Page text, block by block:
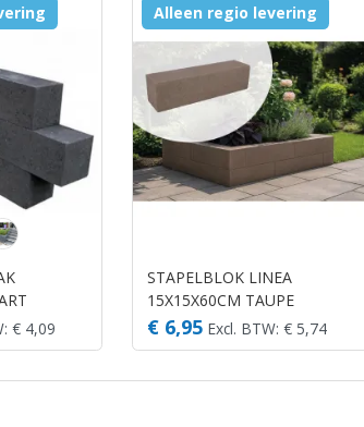
€ 4,09
Alleen regio levering
STAPELBLOK LINEA
15X15X60CM TAUPE
€ 6,95 Excl. BTW: € 5,74